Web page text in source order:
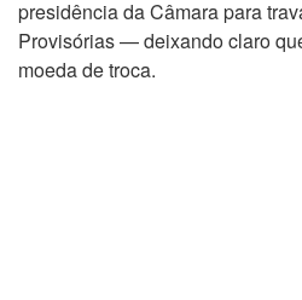
presidência da Câmara para
Provisórias — deixando claro
moeda de troca.